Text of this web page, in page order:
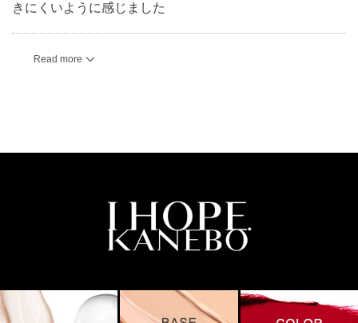
きにくいように感じました
Read more